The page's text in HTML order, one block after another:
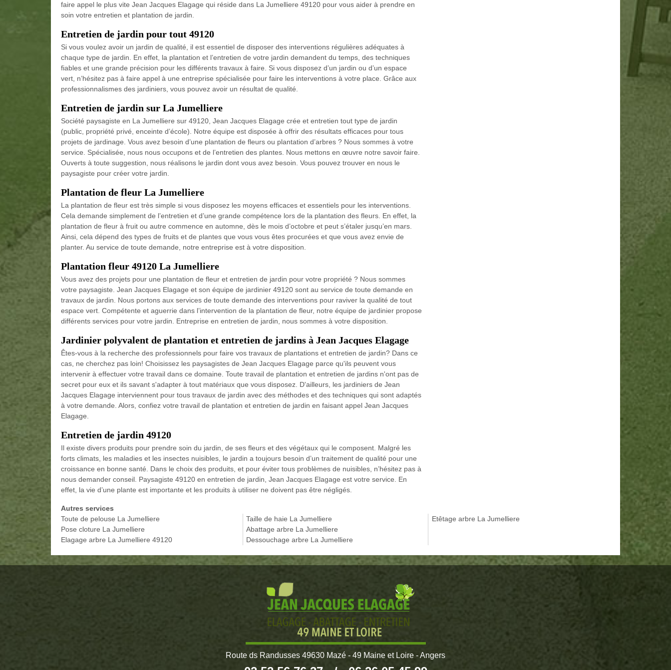
faire appel le plus vite Jean Jacques Elagage qui réside dans La Jumelliere 49120 pour vous aider à prendre en
soin votre entretien et plantation de jardin.
Entretien de jardin pour tout 49120
Si vous voulez avoir un jardin de qualité, il est essentiel de disposer des interventions régulières adéquates à
chaque type de jardin. En effet, la plantation et l’entretien de votre jardin demandent du temps, des techniques
fiables et une grande précision pour les différents travaux à faire. Si vous disposez d’un jardin ou d’un espace
vert, n’hésitez pas à faire appel à une entreprise spécialisée pour faire les interventions à votre place. Grâce aux
professionnalismes des jardiniers, vous pouvez avoir un résultat de qualité.
Entretien de jardin sur La Jumelliere
Société paysagiste en La Jumelliere sur 49120, Jean Jacques Elagage crée et entretien tout type de jardin
(public, propriété privé, enceinte d’école). Notre équipe est disposée à offrir des résultats efficaces pour tous
projets de jardinage. Vous avez besoin d’une plantation de fleurs ou plantation d’arbres ? Nous sommes à votre
service. Spécialisée, nous nous occupons et de l’entretien des plantes. Nous mettons en œuvre notre savoir faire.
Ouverts à toute suggestion, nous réalisons le jardin dont vous avez besoin. Vous pouvez trouver en nous le
paysagiste pour créer votre jardin.
Plantation de fleur La Jumelliere
La plantation de fleur est très simple si vous disposez les moyens efficaces et essentiels pour les interventions.
Cela demande simplement de l’entretien et d’une grande compétence lors de la plantation des fleurs. En effet, la
plantation de fleur à fruit ou autre commence en automne, dès le mois d’octobre et peut s’étaler jusqu’en mars.
Ainsi, cela dépend des types de fruits et de plantes que vous vous êtes procurées et que vous avez envie de
planter. Au service de toute demande, notre entreprise est à votre disposition.
Plantation fleur 49120 La Jumelliere
Vous avez des projets pour une plantation de fleur et entretien de jardin pour votre propriété ? Nous sommes
votre paysagiste. Jean Jacques Elagage et son équipe de jardinier 49120 sont au service de toute demande en
travaux de jardin. Nous portons aux services de toute demande des interventions pour raviver la qualité de tout
espace vert. Compétente et aguerrie dans l’intervention de la plantation de fleur, notre équipe de jardinier propose
différents services pour votre jardin. Entreprise en entretien de jardin, nous sommes à votre disposition.
Jardinier polyvalent de plantation et entretien de jardins à Jean Jacques Elagage
Êtes-vous à la recherche des professionnels pour faire vos travaux de plantations et entretien de jardin? Dans ce
cas, ne cherchez pas loin! Choisissez les paysagistes de Jean Jacques Elagage parce qu'ils peuvent vous
intervenir à effectuer votre travail dans ce domaine. Toute travail de plantation et entretien de jardins n'ont pas de
secret pour eux et ils savant s'adapter à tout matériaux que vous disposez. D'ailleurs, les jardiniers de Jean
Jacques Elagage interviennent pour tous travaux de jardin avec des méthodes et des techniques qui sont adaptés
à votre demande. Alors, confiez votre travail de plantation et entretien de jardin en faisant appel Jean Jacques
Elagage.
Entretien de jardin 49120
Il existe divers produits pour prendre soin du jardin, de ses fleurs et des végétaux qui le composent. Malgré les
forts climats, les maladies et les insectes nuisibles, le jardin a toujours besoin d’un traitement de qualité pour une
croissance en bonne santé. Dans le choix des produits, et pour éviter tous problèmes de nuisibles, n’hésitez pas à
nous demander conseil. Paysagiste 49120 en entretien de jardin, Jean Jacques Elagage est votre service. En
effet, la vie d’une plante est importante et les produits à utiliser ne doivent pas être négligés.
Autres services
Toute de pelouse La Jumelliere
Pose cloture La Jumelliere
Elagage arbre La Jumelliere 49120
Taille de haie La Jumelliere
Abattage arbre La Jumelliere
Dessouchage arbre La Jumelliere
Etêtage arbre La Jumelliere
Route ds Randusses 49630 Mazé - 49 Maine et Loire - Angers